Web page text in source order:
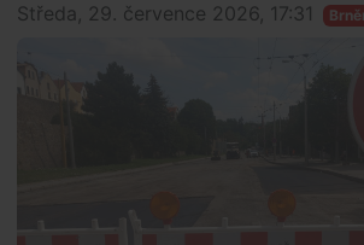
Středa, 29. července 2026, 17:31